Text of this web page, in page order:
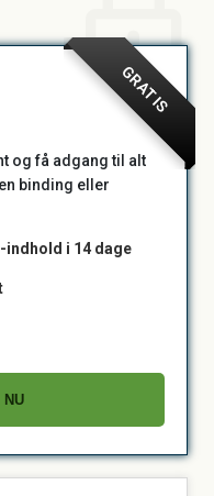
GRATIS
og få adgang til alt
binding eller
i 14 dage
NU